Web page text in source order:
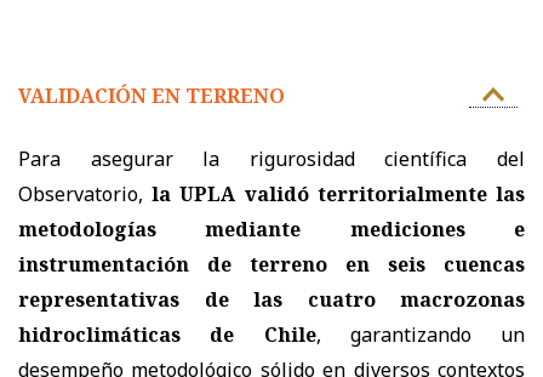
VALIDACIÓN EN TERRENO
Para asegurar la rigurosidad científica del
Observatorio, la UPLA validó territorialmente las
metodologías mediante mediciones e
instrumentación de terreno en seis cuencas
representativas de las cuatro macrozonas
hidroclimáticas de Chile, garantizando un
desempeño metodológico sólido en diversos contextos